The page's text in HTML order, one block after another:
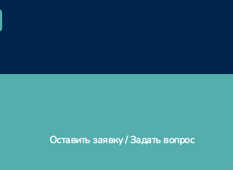
Оставить заявку / Задать вопрос